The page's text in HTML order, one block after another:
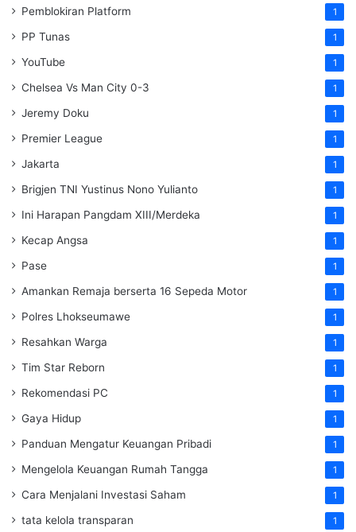
Pemblokiran Platform 1
PP Tunas 1
YouTube 1
Chelsea Vs Man City 0-3 1
Jeremy Doku 1
Premier League 1
Jakarta 1
Brigjen TNI Yustinus Nono Yulianto 1
Ini Harapan Pangdam XIII/Merdeka 1
Kecap Angsa 1
Pase 1
Amankan Remaja berserta 16 Sepeda Motor 1
Polres Lhokseumawe 1
Resahkan Warga 1
Tim Star Reborn 1
Rekomendasi PC 1
Gaya Hidup 1
Panduan Mengatur Keuangan Pribadi 1
Mengelola Keuangan Rumah Tangga 1
Cara Menjalani Investasi Saham 1
tata kelola transparan 1